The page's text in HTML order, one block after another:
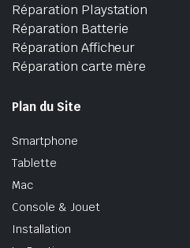
Réparation Playstation
Réparation Batterie
Réparation Afficheur
Réparation carte mère
Plan du Site
Smartphone
Tablette
Mac
Console & Jouet
Installation